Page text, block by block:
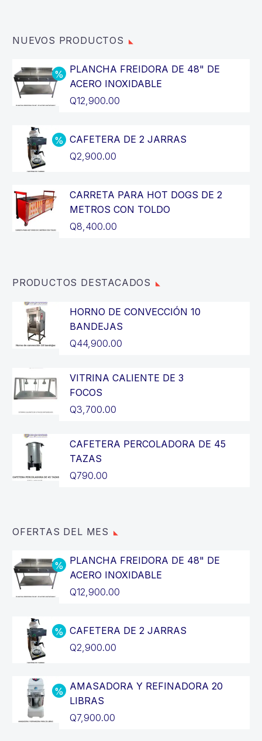
NUEVOS PRODUCTOS
PLANCHA FREIDORA DE 48" DE
ACERO INOXIDABLE
El
original
era:
Q12,900.00
precio
actual
CAFETERA DE 2 JARRAS
El
original
era:
Q3,200.00.
Q2,900.00
precio
actual
es:
CARRETA PARA HOT DOGS DE 2
METROS CON TOLDO
Q8,400.00
PRODUCTOS DESTACADOS
HORNO DE CONVECCIÓN 10
BANDEJAS
Q44,900.00
VITRINA CALIENTE DE 3
FOCOS
Q3,700.00
CAFETERA PERCOLADORA DE 45
TAZAS
Q790.00
OFERTAS DEL MES
PLANCHA FREIDORA DE 48" DE
ACERO INOXIDABLE
El
original
era:
Q12,900.00
precio
actual
CAFETERA DE 2 JARRAS
El
original
era:
Q3,200.00.
Q2,900.00
precio
actual
es:
AMASADORA Y REFINADORA 20
LIBRAS
El
Q7,900.00